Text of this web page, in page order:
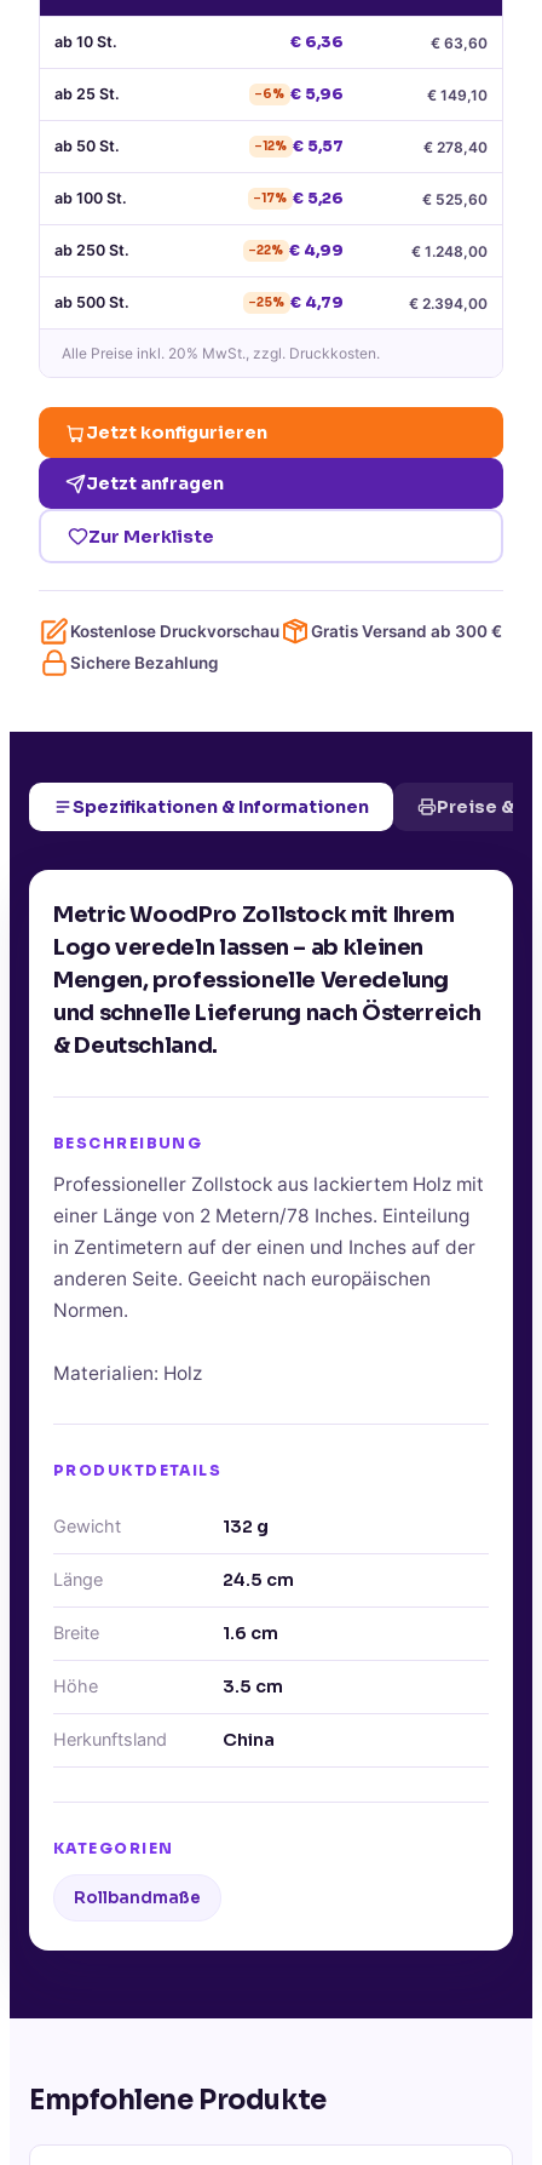
ab 10 St. € 6,36 € 63,60
ab 25 St. −6% € 5,96 € 149,10
ab 50 St. −12% € 5,57 € 278,40
ab 100 St. −17% € 5,26 € 525,60
ab 250 St. −22% € 4,99 € 1.248,00
ab 500 St. −25% € 4,79 € 2.394,00
Alle Preise inkl. 20% MwSt., zzgl. Druckkosten.
Jetzt konfigurieren
Jetzt anfragen
Zur Merkliste
Kostenlose Druckvorschau Gratis Versand ab 300€
Sichere Bezahlung
Spezifikationen & Informationen Preise &
Metric WoodPro Zollstock mit Ihrem
Logo veredeln lassen – ab kleinen
Mengen, professionelle Veredelung
und schnelle Lieferung nach Österreich
& Deutschland.
BESCHREIBUNG
Professioneller Zollstock aus lackiertem Holz mit
einer Länge von 2 Metern/78 Inches. Einteilung
in Zentimetern auf der einen und Inches auf der
anderen Seite. Geeicht nach europäischen
Normen.
Materialien: Holz
PRODUKTDETAILS
Gewicht 132 g
Länge 24.5 cm
Breite 1.6 cm
Höhe 3.5 cm
Herkunftsland China
KATEGORIEN
Rollbandmaße
Empfohlene Produkte